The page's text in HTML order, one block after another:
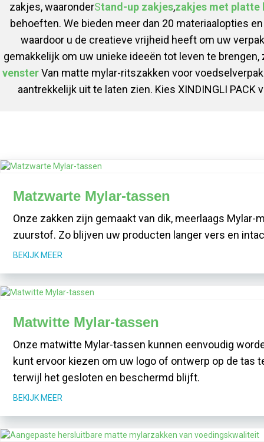
zakjes, waaronderStand-up zakjes,zakjes met platte
behoeften. We bieden meer dan 20 materiaalopties
waardoor u de creatieve vrijheid heeft om uw
gemakkelijk om uw unieke ideeën tot leven te
vensterVan matte mylar-ritszakken voor
aantrekkelijk uit te laten zien. Kies XINDINGLI
Matzwarte Mylar-tassen
Onze zakken zijn gemaakt van dik, meerlaags
zuurstof. Zo blijven uw producten langer vers en
BEKIJK MEER
Matwitte Mylar-tassen
Onze matwitte Mylar-tassen kunnen eenvoudig
kunt ervoor kiezen om uw logo of ontwerp op de tas
terwijl het gesloten en beschermd blijft.
BEKIJK MEER